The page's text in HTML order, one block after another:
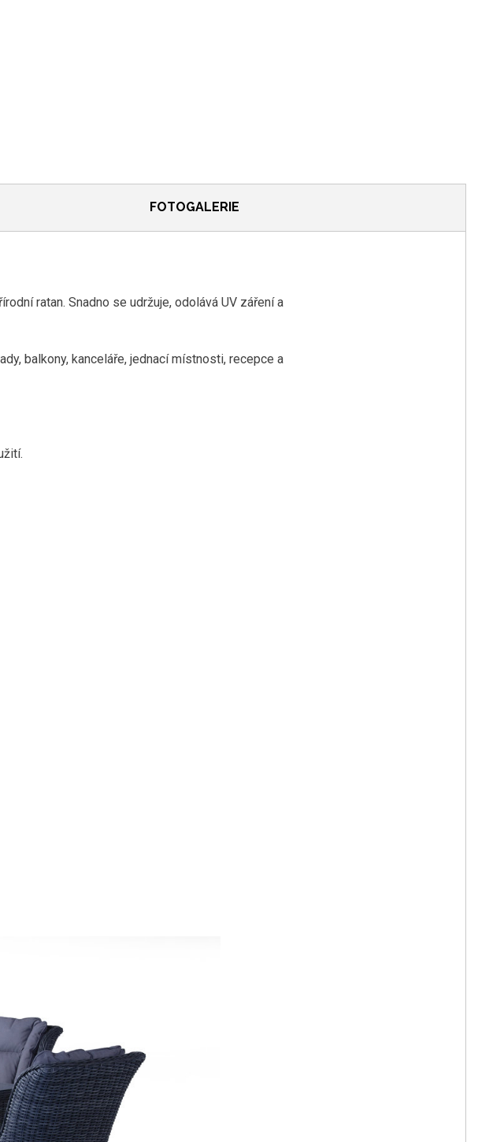
FOTOGALERIE
ratan. Snadno se udržuje, odolává UV záření a
balkony, kanceláře, jednací místnosti, recepce a